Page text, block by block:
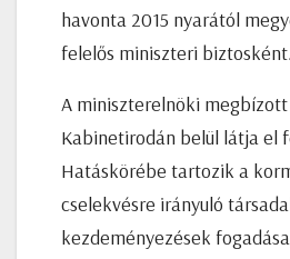
havonta 2015 nyarától
felelős miniszteri biztosként.
A miniszterelnöki
Kabinetirodán belül látja el
Hatáskörébe tartozik a
cselekvésre irányuló
kezdeményezések